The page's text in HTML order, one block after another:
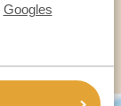
Googles